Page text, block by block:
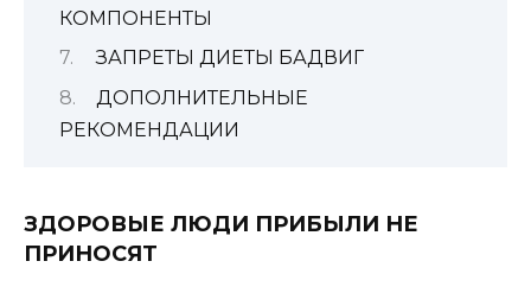
КОМПОНЕНТЫ
ЗАПРЕТЫ ДИЕТЫ БАДВИГ
ДОПОЛНИТЕЛЬНЫЕ
РЕКОМЕНДАЦИИ
ЗДОРОВЫЕ ЛЮДИ ПРИБЫЛИ НЕ
ПРИНОСЯТ